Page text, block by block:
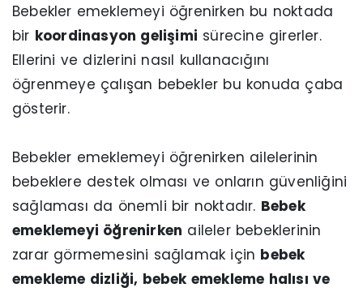
Bebekler emeklemeyi öğrenirken bu noktada
bir koordinasyon gelişimi sürecine girerler.
Ellerini ve dizlerini nasıl kullanacığını
öğrenmeye çalışan bebekler bu konuda çaba
gösterir.
Bebekler emeklemeyi öğrenirken ailelerinin
bebeklere destek olması ve onların güvenliğini
sağlaması da önemli bir noktadır. Bebek
emeklemeyi öğrenirken aileler bebeklerinin
zarar görmemesini sağlamak için bebek
emekleme dizliği, bebek emekleme halısı ve